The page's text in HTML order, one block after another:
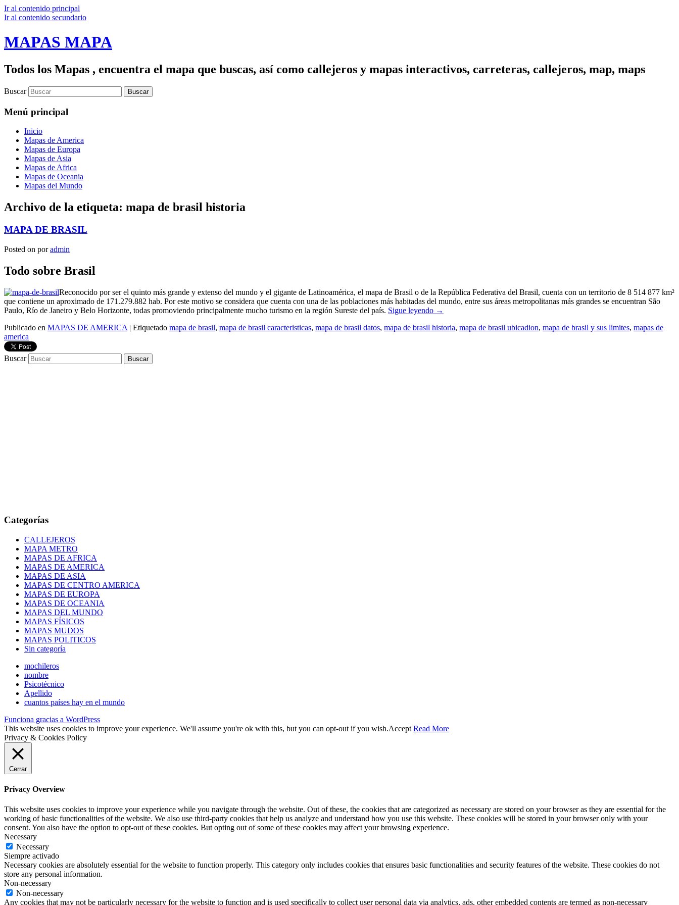
Ir al contenido principal
Ir al contenido secundario
MAPAS MAPA
Todos los Mapas , encuentra el mapa que buscas, así como callejeros y mapas interactivos, carreteras, callejeros, map, maps
Buscar
Menú principal
Inicio
Mapas de America
Mapas de Europa
Mapas de Asia
Mapas de Africa
Mapas de Oceania
Mapas del Mundo
Archivo de la etiqueta: mapa de brasil historia
MAPA DE BRASIL
Posted on poradmin
Todo sobre Brasil
Reconocido por ser el quinto más grande y extenso del mundo y el gigante de Latinoamérica, el mapa de Brasil o de la República Federativa del Brasil, cuenta con un territorio de 8 514 877 km²
que contiene un aproximado de 171.279.882 hab. Por este motivo se considera que cuenta con una de las poblaciones más habitadas del mundo, entre sus áreas metropolitanas más grandes se encuentran São
Paulo, Río de Janeiro y Belo Horizonte, todas promoviendo principalmente mucho turismo en la región Sureste del país. Sigue leyendo →
Publicado en MAPAS DE AMERICA | Etiquetado mapa de brasil, mapa de brasil caracteristicas, mapa de brasil datos, mapa de brasil historia, mapa de brasil ubicadion, mapa de brasil y sus limites, mapas de
america
Buscar
Categorías
CALLEJEROS
MAPA METRO
MAPAS DE AFRICA
MAPAS DE AMERICA
MAPAS DE ASIA
MAPAS DE CENTRO AMERICA
MAPAS DE EUROPA
MAPAS DE OCEANIA
MAPAS DEL MUNDO
MAPAS FÍSICOS
MAPAS MUDOS
MAPAS POLITICOS
Sin categoría
mochileros
nombre
Psicotécnico
Apellido
cuantos países hay en el mundo
Funciona gracias a WordPress
This website uses cookies to improve your experience. We'll assume you're ok with this, but you can opt-out if you wish.Accept Read More
Privacy & Cookies Policy
Cerrar
Privacy Overview
This website uses cookies to improve your experience while you navigate through the website. Out of these, the cookies that are categorized as necessary are stored on your browser as they are essential for the
working of basic functionalities of the website. We also use third-party cookies that help us analyze and understand how you use this website. These cookies will be stored in your browser only with your
consent. You also have the option to opt-out of these cookies. But opting out of some of these cookies may affect your browsing experience.
Necessary
Necessary
Siempre activado
Necessary cookies are absolutely essential for the website to function properly. This category only includes cookies that ensures basic functionalities and security features of the website. These cookies do not
store any personal information.
Non-necessary
Non-necessary
Any cookies that may not be particularly necessary for the website to function and is used specifically to collect user personal data via analytics, ads, other embedded contents are termed as non-necessary